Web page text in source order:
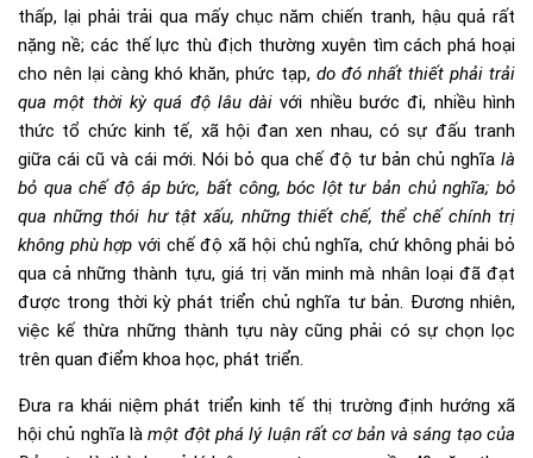
thấp, lại phải trải qua mấy chục năm chiến tranh, hậu quả rất
nặng nề; các thế lực thù địch thường xuyên tìm cách phá hoại
cho nên lại càng khó khăn, phức tạp, do đó nhất thiết phải trải
qua một thời kỳ quá độ lâu dài với nhiều bước đi, nhiều hình
thức tổ chức kinh tế, xã hội đan xen nhau, có sự đấu tranh
giữa cái cũ và cái mới. Nói bỏ qua chế độ tư bản chủ nghĩa là
bỏ qua chế độ áp bức, bất công, bóc lột tư bản chủ nghĩa; bỏ
qua những thói hư tật xấu, những thiết chế, thể chế chính trị
không phù hợp với chế độ xã hội chủ nghĩa, chứ không phải bỏ
qua cả những thành tựu, giá trị văn minh mà nhân loại đã đạt
được trong thời kỳ phát triển chủ nghĩa tư bản. Đương nhiên,
việc kế thừa những thành tựu này cũng phải có sự chọn lọc
trên quan điểm khoa học, phát triển.
Đưa ra khái niệm phát triển kinh tế thị trường định hướng xã
hội chủ nghĩa làmột đột phá lý luận rất cơ bản và sáng tạo của